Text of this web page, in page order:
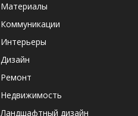
Материалы
Коммуникации
Интерьеры
Дизайн
Ремонт
Недвижимость
Ландшафтный дизайн